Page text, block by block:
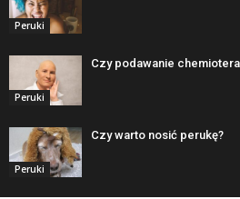
Peruki
Peruki
Czy podawanie
Peruki
Czy warto nosić perukę?